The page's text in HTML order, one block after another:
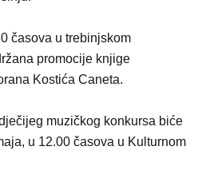
časova u trebinjskom
promocije knjige
Kostića Caneta.
muzičkog konkursa biće
u 12.00 časova u Kulturnom